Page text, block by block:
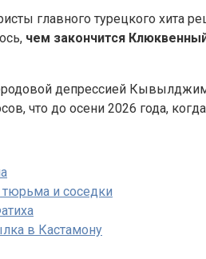
главного турецкого хита
чем закончится
депрессией
что до осени 2026 года,
и соседки
в Кастамону